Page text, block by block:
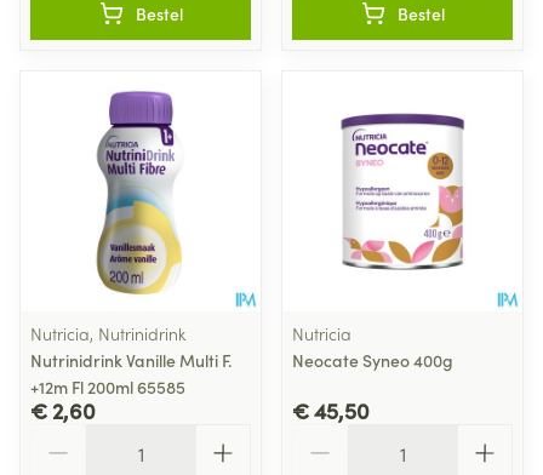
Bestel Bestel
Nutricia, Nutrinidrink
Nutrinidrink Vanille Multi F.
+12m Fl 200ml 65585
€ 2,60
Nutricia
Neocate Syneo 400g
€ 45,50